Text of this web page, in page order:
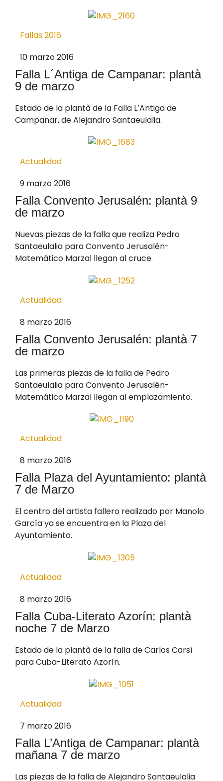
Fallas 2016
10 marzo 2016
Falla L´Antiga de Campanar: plantà
9 de marzo
Estado de la plantà de la Falla L’Antiga de
Campanar, de Alejandro Santaeulalia.
Actualidad
9 marzo 2016
Falla Convento Jerusalén: plantà 9
de marzo
Nuevas piezas de la falla que realiza Pedro
Santaeulalia para Convento Jerusalén-
Matemático Marzal llegan al cruce.
Actualidad
8 marzo 2016
Falla Convento Jerusalén: plantà 7
de marzo
Las primeras piezas de la falla de Pedro
Santaeulalia para Convento Jerusalén-
Matemático Marzal llegan al emplazamiento.
Actualidad
8 marzo 2016
Falla Plaza del Ayuntamiento: plantà
7 de Marzo
El centro del artista fallero realizado por Manolo
García ya se encuentra en la Plaza del
Ayuntamiento.
Actualidad
8 marzo 2016
Falla Cuba-Literato Azorín: plantà
noche 7 de Marzo
Estado de la plantà de la falla de Carlos Carsí
para Cuba-Literato Azorín.
Actualidad
7 marzo 2016
Falla L’Antiga de Campanar: plantà
mañana 7 de marzo
Las piezas de la falla de Alejandro Santaeulalia